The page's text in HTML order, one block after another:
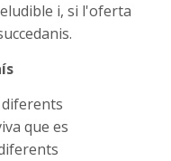
i, si l'oferta
diferents
que es